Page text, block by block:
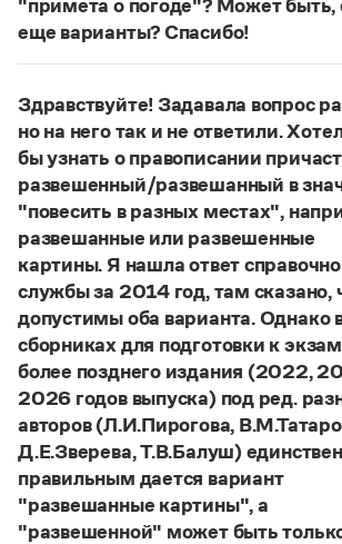
Словари русского языка как
Справочники
Правила русской орфографии и
Русский язык. Краткий теоретический курс
для школьников
Письмовник
Справочник по пунктуации
Словарь-справочник трудностей
Справочник по фразеологии
Азбучные истины
Словарь-справочник непростые слова
Все справочники портала
Журнал
Новости и события
Статьи
Монологи
Управление в русском языке
Словарь русских имён
Правила русской орфографии и
(1956)
"примета о погоде"? Может быть,
еще варианты? Спасибо!
Сочетаниепогодные приметы
сочетанияприметы(хорошей,
приметы о погоде;приметы,
к погоде.
Страница ответа
Здравствуйте! Задавала вопрос
но на него так и не ответили.
бы узнать о правописании
развешенный/развешанный в
"повесить в разных местах",
развешанные или развешенные
картины. Я нашла ответ
службы за 2014 год, там сказано,
допустимы оба варианта. Однако
сборниках для подготовки к
более позднего издания (2022,
2026 годов выпуска) под ред.
авторов (Л.И.Пирогова,
Д.Е.Зверева, Т.В.Балуш)
правильным дается вариант
"развешанные картины", а
"развешенной" может быть